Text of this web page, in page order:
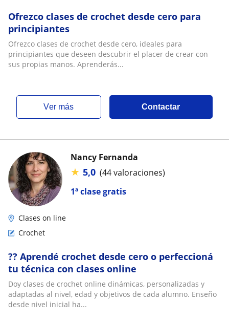
Ofrezco clases de crochet desde cero para
principiantes
Ofrezco clases de crochet desde cero, ideales para
principiantes que deseen descubrir el placer de crear con
sus propias manos. Aprenderás...
ver más Contactar
1ª clase gratis
Nancy Fernanda
★ 5,0 (44 valoraciones)
Clases on line
Crochet
?? Aprendé crochet desde cero o perfeccioná
tu técnica con clases online
Doy clases de crochet online dinámicas, personalizadas y
adaptadas al nivel, edad y objetivos de cada alumno. Enseño
desde nivel inicial ha...